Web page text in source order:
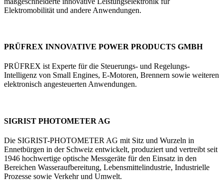
Elektromobilität und andere Anwendungen.
PRÜFREX INNOVATIVE POWER PRODUCTS GMBH
PRÜFREX ist Experte für die Steuerungs- und Regelungs-
Intelligenz von Small Engines, E-Motoren, Brennern sowie weiteren
elektronisch angesteuerten Anwendungen.
SIGRIST PHOTOMETER AG
Die SIGRIST-PHOTOMETER AG mit Sitz und Wurzeln in
Ennetbürgen in der Schweiz entwickelt, produziert und vertreibt seit
1946 hochwertige optische Messgeräte für den Einsatz in den
Bereichen Wasseraufbereitung, Lebensmittelindustrie, Industrielle
Prozesse sowie Verkehr und Umwelt.